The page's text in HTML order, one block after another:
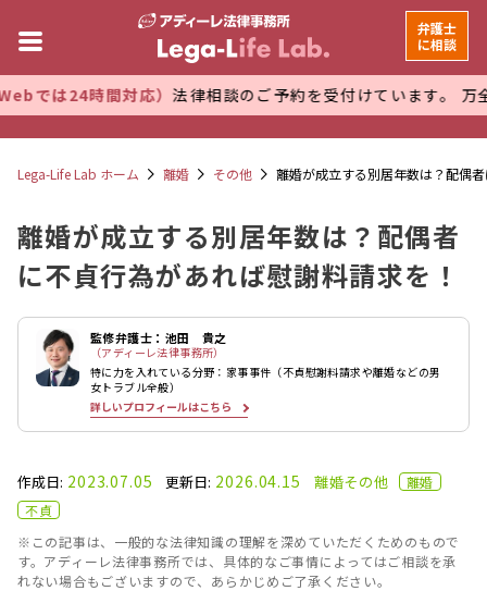
対応）法律相談のご予約を受付けています。 万全な管理体制
弁護士
に相談
Lega-Life Lab ホーム 離婚 その他 離婚が成立する別居年数は？配偶
離婚が成立する別居年数は？配偶者
に不貞行為があれば慰謝料請求を！
監修弁護士：池田 貴之
（アディーレ法律事務所）
特に力を入れている分野：家事事件（不貞慰謝料請求や離婚などの男
女トラブル全般）
詳しいプロフィールはこちら
作成日: 2023.07.05 更新日: 2026.04.15 離婚その他
離婚
不貞
※この記事は、一般的な法律知識の理解を深めていただくためのもので
す。アディーレ法律事務所では、具体的なご事情によってはご相談を承
れない場合もございますので、あらかじめご了承ください。